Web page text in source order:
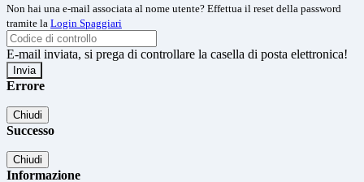
Non hai una e-mail associata al nome utente? Effettua il reset della password
tramite la Login Spaggiari
E-mail inviata, si prega di controllare la casella di posta elettronica!
Errore
Chiudi
Successo
Chiudi
Informazione